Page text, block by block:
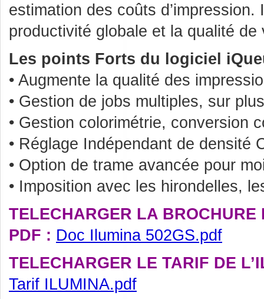
estimation des coûts d’impression.
productivité globale et la qualité de
Les points Forts du logiciel
• Augmente la qualité des
• Gestion de jobs multiples, sur
• Gestion colorimétrie, conversion
• Réglage Indépendant de densité
• Option de trame avancée pour
• Imposition avec les hirondelles,
TELECHARGER LA BROCHURE
PDF : Doc Ilumina 502GS.pdf
TELECHARGER LE TARIF DE
Tarif ILUMINA.pdf